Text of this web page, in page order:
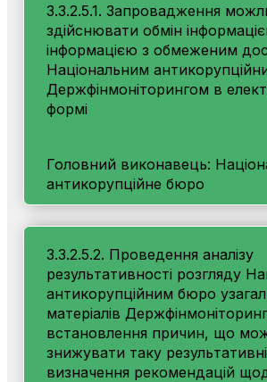
3.3.2.5.1. Запровадження
здійснювати обмін
інформацією з обмеженим
Національним
Держфінмоніторингом в
формі
Головний виконавець:
антикорупційне бюро
3.3.2.5.2. Проведення аналізу
результативності розгляду
антикорупційним бюро
матеріалів
встановлення причин, що
знижувати таку
визначення рекомендацій